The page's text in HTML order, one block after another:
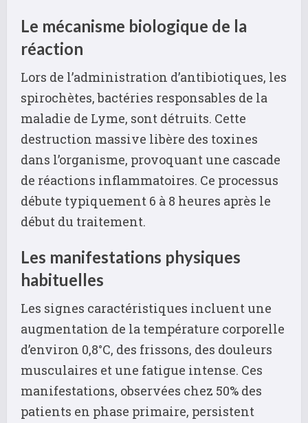
Le mécanisme biologique de la
réaction
Lors de l’administration d’antibiotiques, les
spirochètes, bactéries responsables de la
maladie de Lyme, sont détruits. Cette
destruction massive libère des toxines
dans l’organisme, provoquant une cascade
de réactions inflammatoires. Ce processus
débute typiquement 6 à 8 heures après le
début du traitement.
Les manifestations physiques
habituelles
Les signes caractéristiques incluent une
augmentation de la température corporelle
d’environ 0,8°C, des frissons, des douleurs
musculaires et une fatigue intense. Ces
manifestations, observées chez 50% des
patients en phase primaire, persistent